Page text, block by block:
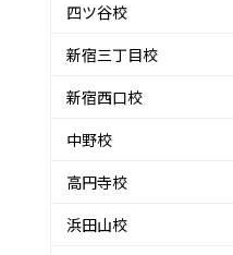
四ツ谷校
新宿三丁目校
新宿西口校
中野校
高円寺校
浜田山校